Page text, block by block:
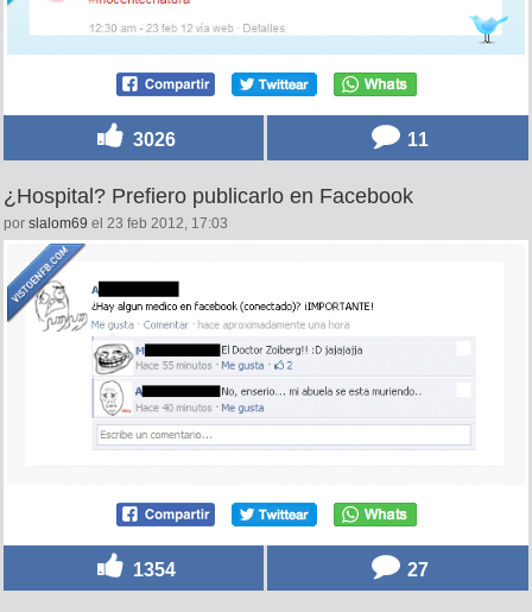
3026 11
¿Hospital? Prefiero publicarlo en Facebook
por slalom69 el 23 feb 2012, 17:03
1354 27